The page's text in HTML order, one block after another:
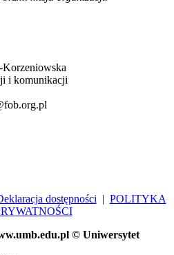
Korzeniowska
i komunikacji
dostępności | POLITYKA
© Uniwersytet